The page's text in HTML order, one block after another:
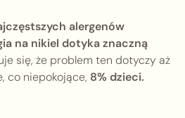
alergenów
na nikiel dotyka znaczną
się, że problem ten dotyczy aż
co niepokojące, 8% dzieci.